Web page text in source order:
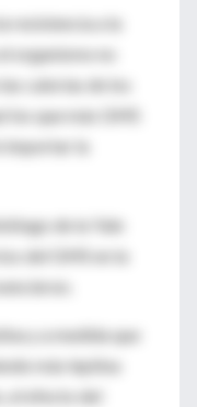
resistencia a la
organismo no
calorías de los
que más GMS
importar la
de la Yale
del GMS en la
y a medida que
más leptina
el efecto del